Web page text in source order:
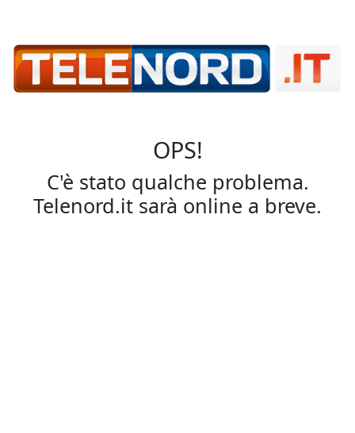
OPS!
C'è stato qualche problema.
Telenord.it sarà online a breve.